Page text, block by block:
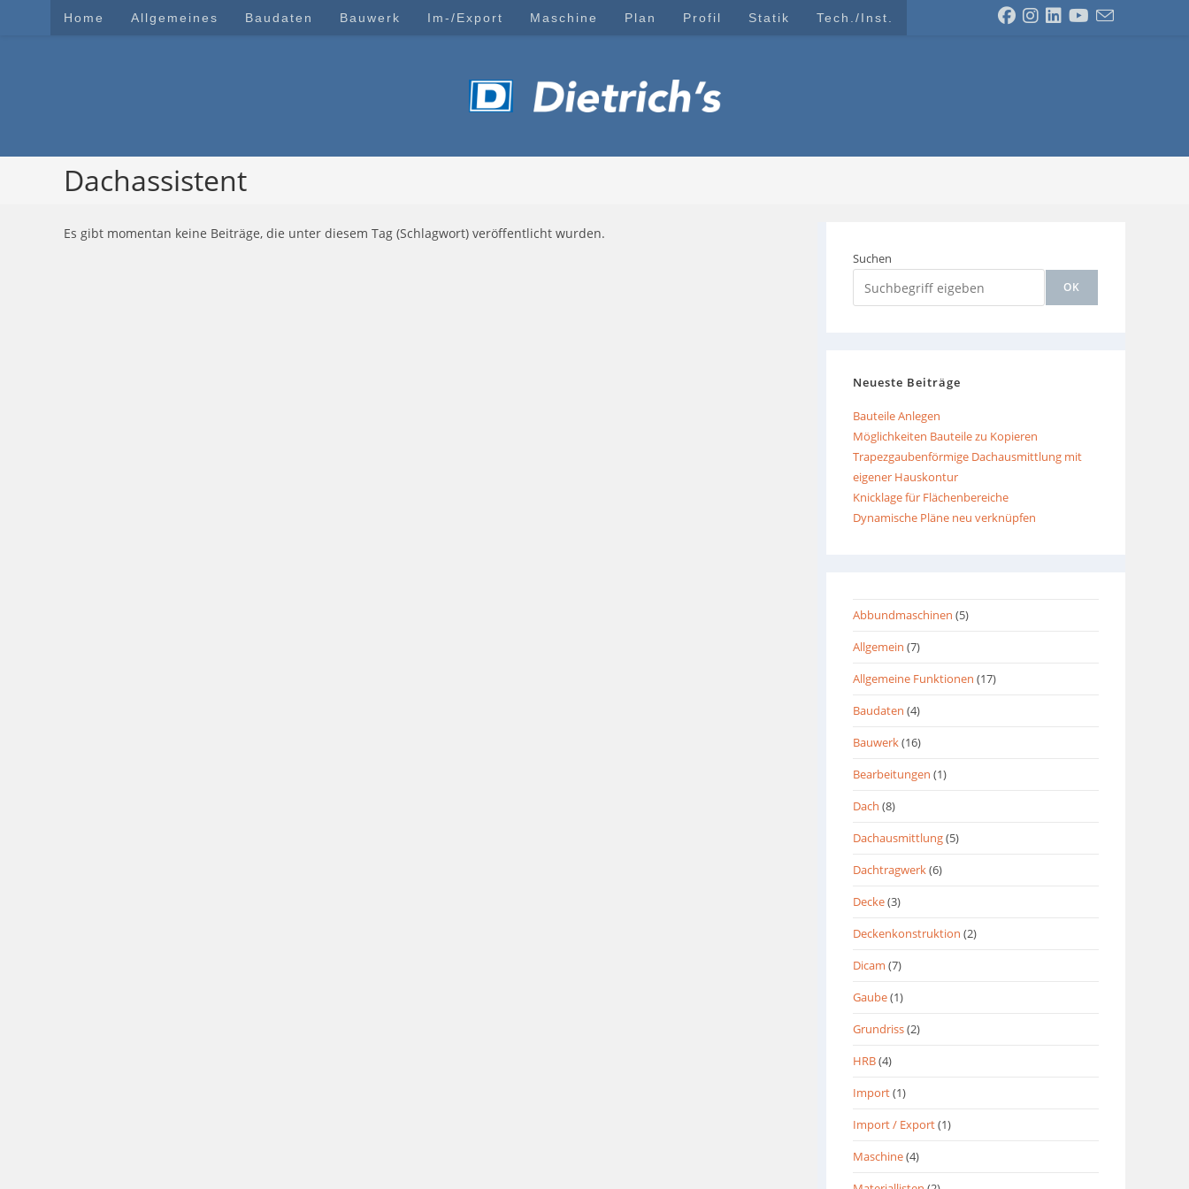
Home Allgemeines Baudaten Bauwerk Im-/Export Maschine Plan Profil Statik Tech./Inst.
Dachassistent
Es gibt momentan keine Beiträge, die unter diesem Tag (Schlagwort) veröffentlicht wurden.
Suchen
OK
Neueste Beiträge
Bauteile Anlegen
Möglichkeiten Bauteile zu Kopieren
Trapezgaubenförmige Dachausmittlung mit
eigener Hauskontur
Knicklage für Flächenbereiche
Dynamische Pläne neu verknüpfen
Abbundmaschinen (5)
Allgemein (7)
Allgemeine Funktionen (17)
Baudaten (4)
Bauwerk(16)
Bearbeitungen (1)
Dach (8)
Dachausmittlung(5)
Dachtragwerk(6)
Decke(3)
Deckenkonstruktion (2)
Dicam (7)
Gaube(1)
Grundriss(2)
HRB(4)
Import(1)
Import / Export(1)
Maschine(4)